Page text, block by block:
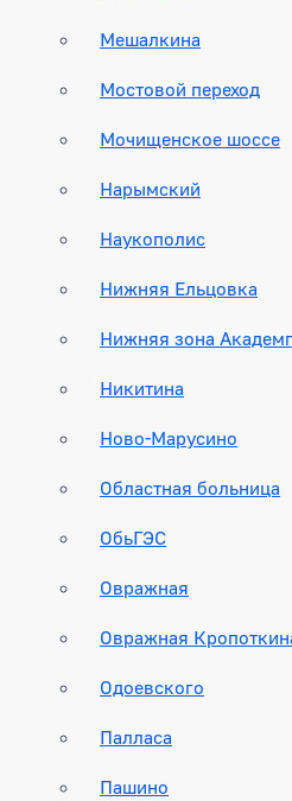
Мешалкина
Мостовой переход
Мочищенское шоссе
Нарымский
Наукополис
Нижняя Ельцовка
Нижняя зона
Никитина
Ново-Марусино
Областная больница
ОбьГЭС
Овражная
Овражная
Одоевского
Палласа
Пашино